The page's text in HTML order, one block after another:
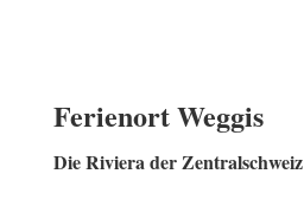
Ferienort Weggis
Die Riviera der Zentralschweiz